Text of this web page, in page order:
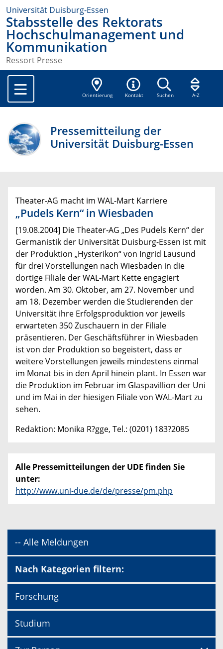
Universität Duisburg-Essen
Stabsstelle des Rektorats
Hochschulmanagement und
Kommunikation
Ressort Presse
Orientierung Kontakt Suchen A-Z
Pressemitteilung der
Universität Duisburg-Essen
Theater-AG macht im WAL-Mart Karriere
„Pudels Kern“ in Wiesbaden
[19.08.2004] Die Theater-AG „Des Pudels Kern“ der
Germanistik der Universität Duisburg-Essen ist mit
der Produktion „Hysterikon“ von Ingrid Lausund
für drei Vorstellungen nach Wiesbaden in die
dortige Filiale der WAL-Mart Kette engagiert
worden. Am 30. Oktober, am 27. November und
am 18. Dezember werden die Studierenden der
Universität ihre Erfolgsproduktion vor jeweils
erwarteten 350 Zuschauern in der Filiale
präsentieren. Der Geschäftsführer in Wiesbaden
ist von der Produktion so begeistert, dass er
weitere Vorstellungen jeweils mindestens einmal
im Monat bis in den April hinein plant. In Essen war
die Produktion im Februar im Glaspavillion der Uni
und im Mai in der hiesigen Filiale von WAL-Mart zu
sehen.
Redaktion: Monika R?gge, Tel.: (0201) 183?2085
Alle Pressemitteilungen der UDE finden Sie
unter:
http://www.uni-due.de/de/presse/pm.php
-- Alle Meldungen
Nach Kategorien filtern:
Forschung
Studium